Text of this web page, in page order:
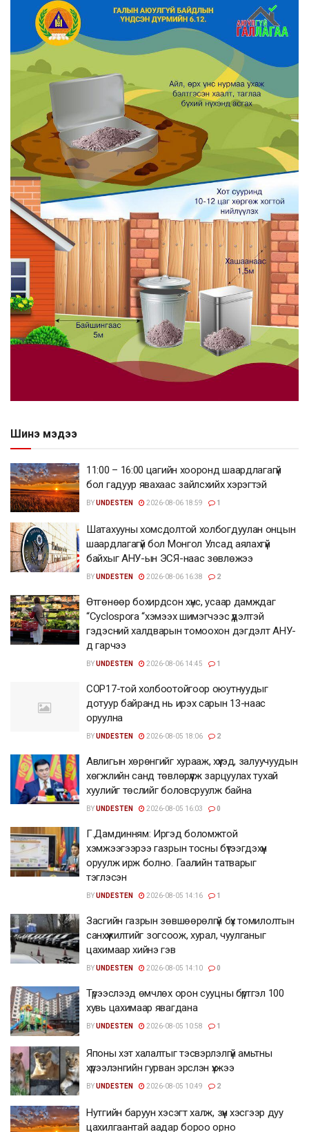
Шинэ мэдээ
11:00 – 16:00 цагийн хооронд шаардлагагүй
бол гадуур явахаас зайлсхийх хэрэгтэй
BYUNDESTEN 2026-08-06 18:59 1
Шатахууны хомсдолтой холбогдуулан онцын
шаардлагагүй бол Монгол Улсад аялахгүй
байхыг АНУ-ын ЭСЯ-наас зөвлөжээ
BYUNDESTEN 2026-08-06 16:38 2
Өтгөнөөр бохирдсон хүнс, усаар дамждаг
“Cyclospora “хэмээх шимэгчээс үүдэлтэй
гэдэсний халдварын томоохон дэгдэлт АНУ-
д гарчээ
BYUNDESTEN 2026-08-06 14:45 1
COP17-той холбоотойгоор оюутнуудыг
дотуур байранд нь ирэх сарын 13-наас
оруулна
BYUNDESTEN 2026-08-05 18:06 2
Авлигын хөрөнгийг хурааж, хүүхэд, залуучуудын
хөгжлийн санд төвлөрүүлж зарцуулах тухай
хуулийг төслийг боловсруулж байна
BYUNDESTEN 2026-08-05 16:03 0
Г.Дамдинням: Иргэд боломжтой
хэмжээгээрээ газрын тосны бүтээгдэхүүн
оруулж ирж болно. Гаалийн татварыг
тэглэсэн
BYUNDESTEN 2026-08-05 14:16 1
Засгийн газрын зөвшөөрөлгүй бүх томилолтын
санхүүжилтийг зогсоож, хурал, чуулганыг
цахимаар хийнэ гэв
BYUNDESTEN 2026-08-05 14:10 0
Түрээслээд өмчлөх орон сууцны бүртгэл 100
хувь цахимаар явагдана
BYUNDESTEN 2026-08-05 10:58 1
Японы хэт халалтыг тэсвэрлэлгүй амьтны
хүрээлэнгийн гурван эрслэн үхжээ
BYUNDESTEN 2026-08-05 10:49 2
Нутгийн баруун хэсэгт халж, зүүн хэсгээр дуу
цахилгаантай аадар бороо орно